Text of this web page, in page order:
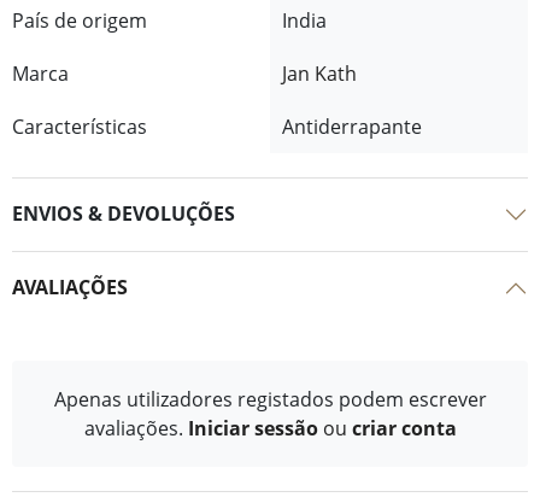
País de origem
India
Marca
Jan Kath
Características
Antiderrapante
ENVIOS & DEVOLUÇÕES
AVALIAÇÕES
Apenas utilizadores registados podem escrever
avaliações. Iniciar sessão ou criar conta